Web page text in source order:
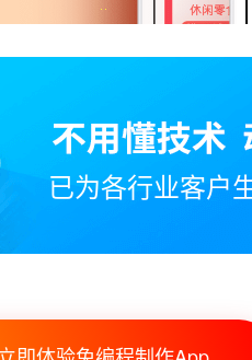
已为各行业客户